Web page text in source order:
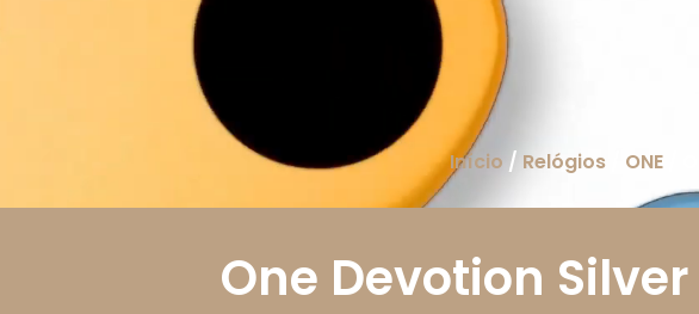
Início / Relógios ONE /
One Devotion
Política de Privacidade.Autorizo o uso
dos meus dados pessoais conforme descrito.